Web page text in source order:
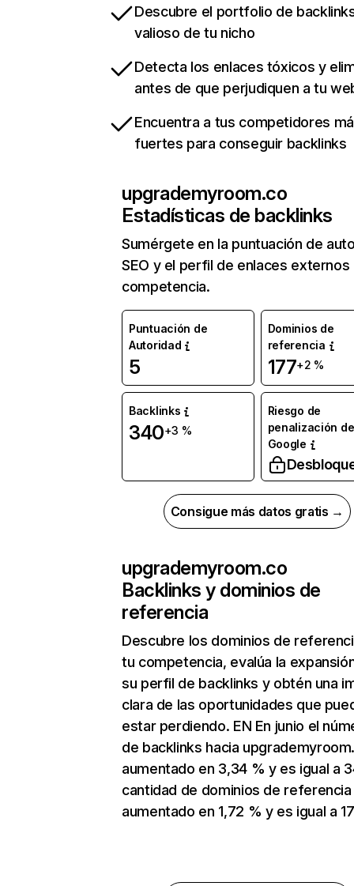
Descubre el portfolio de
valioso de tu nicho
Detecta los enlaces tóxicos y
antes de que perjudiquen a tu
Encuentra a tus competidores
fuertes para conseguir backlinks
upgrademyroom.co
Estadísticas de backlinks
Sumérgete en la puntuación de
SEO y el perfil de enlaces externos
competencia.
Puntuación de
Autoridad
5
Dominios de
referencia
177+2 %
Backlinks
340+3 %
Riesgo de
penalización de
Google
Consigue más datos gratis →
upgrademyroom.co
Backlinks y dominios de
referencia
Descubre los dominios de
tu competencia, evalúa la
su perfil de backlinks y obtén una
clara de las oportunidades que
estar perdiendo. EN En junio el
de backlinks hacia
aumentado en 3,34 % y es igual a
cantidad de dominios de referencia
aumentado en 1,72 % y es igual a